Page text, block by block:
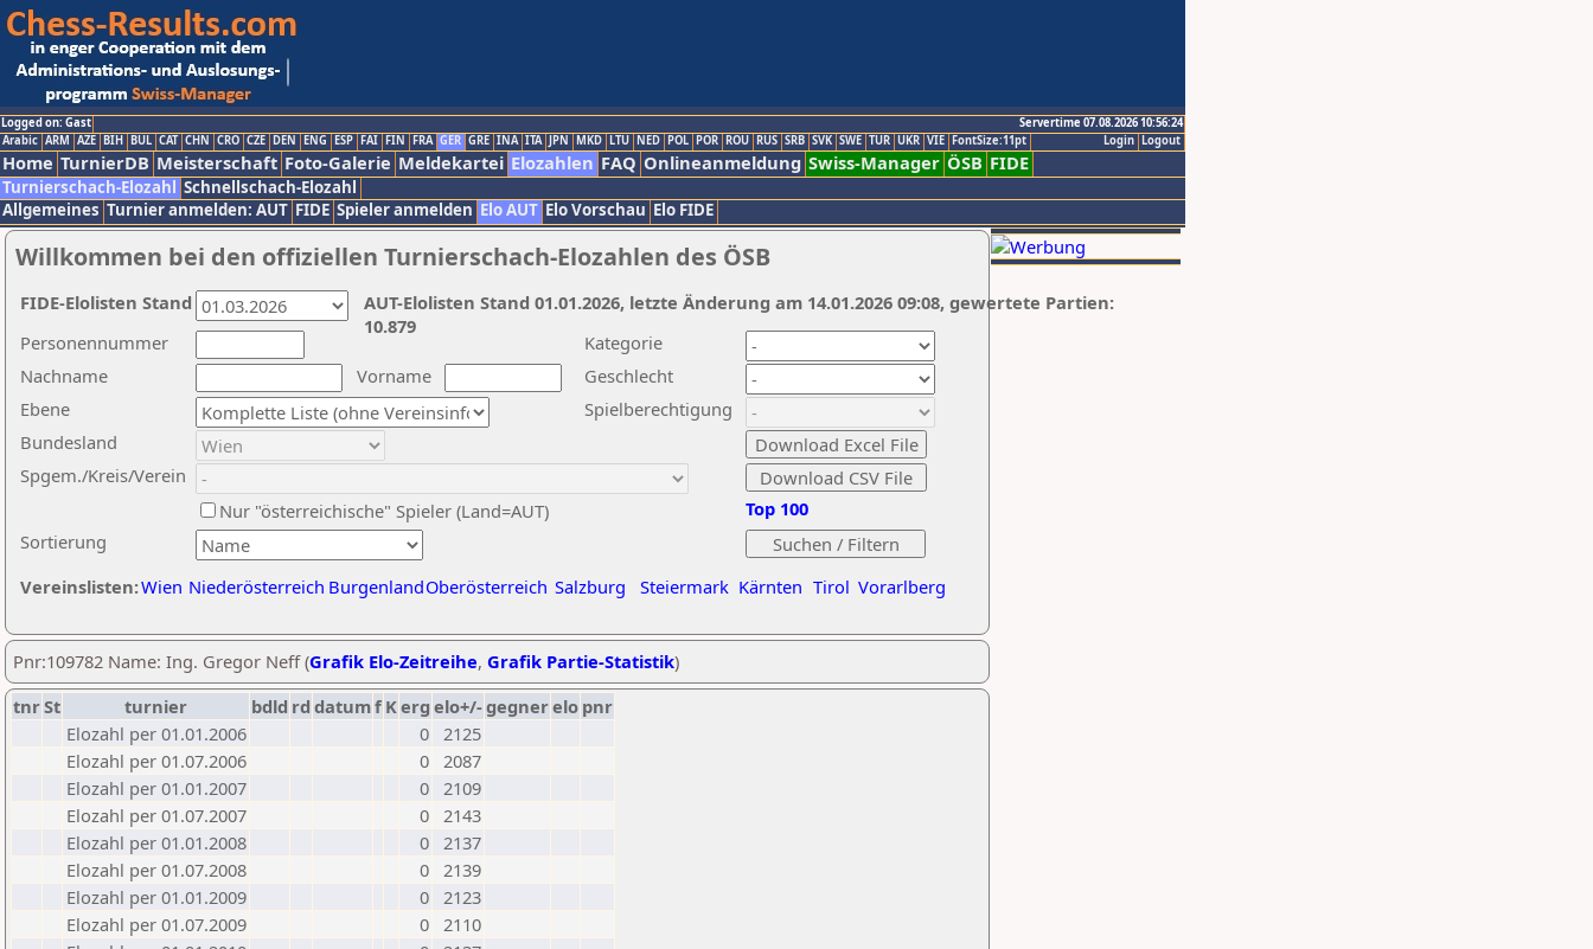
Logged on: Gast
Servertime 07.08.2026 10:56:24
Logout
Login
Arabic ARM AZE BIH BUL CAT CHN CRO CZE DEN ENG ESP FAI FIN FRA GER GRE INA ITA JPN MKD LTU NED POL POR ROU RUS SRB SVK SWE TUR UKR VIE FontSize:11pt
Home TurnierDB Meisterschaft Foto-Galerie Meldekartei Elozahlen FAQ Onlineanmeldung Swiss-Manager ÖSB FIDE
Turnierschach-Elozahl Schnellschach-Elozahl
Allgemeines Turnier anmelden: AUT FIDE Spieler anmelden Elo AUT Elo Vorschau Elo FIDE
Willkommen bei den offiziellen Turnierschach-Elozahlen des ÖSB
Nachname
Vorname
Ebene
Kategorie
Sortierung
Personennummer
Bundesland
Spgem./Kreis/Verein
Geschlecht
Nur "österreichische" Spieler (Land=AUT)
Spielberechtigung
Vereinslisten:Wien Niederösterreich BurgenlandOberösterreich Salzburg Steiermark Kärnten Tirol Vorarlberg
Top 100
AUT-Elolisten Stand 01.01.2026, letzte Änderung am 14.01.2026 09:08, gewertete Partien:
10.879
FIDE-Elolisten Stand
Pnr:109782 Name: Ing. Gregor Neff (Grafik Elo-Zeitreihe, Grafik Partie-Statistik)
tnrSt turnier bdld rd datumf Kerg elo+/-gegnerelo pnr
Elozahl per 01.01.2006
0 2125
Elozahl per 01.07.2006
0 2087
Elozahl per 01.01.2007
0 2109
Elozahl per 01.07.2007
0 2143
Elozahl per 01.01.2008
0 2137
Elozahl per 01.07.2008
0 2139
Elozahl per 01.01.2009
0 2123
Elozahl per 01.07.2009
0 2110